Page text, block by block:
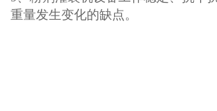
重量发生变化的缺点。